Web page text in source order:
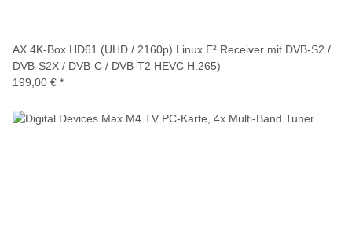
AX 4K-Box HD61 (UHD / 2160p) Linux E² Receiver mit DVB-S2 /
DVB-S2X / DVB-C / DVB-T2 HEVC H.265)
199,00 € *